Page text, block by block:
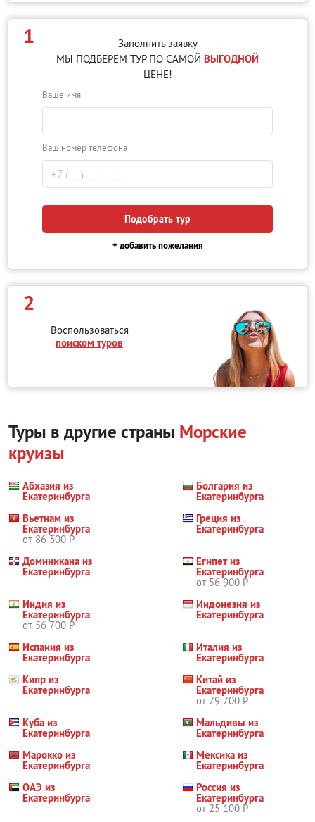
1
Заполнить заявку
МЫ ПОДБЕРЁМ ТУР ПО САМОЙ ВЫГОДНОЙ
ЦЕНЕ!
Ваше имя
Ваш номер телефона
Подобрать тур
+ добавить пожелания
2
Воспользоваться
поиском туров
Туры в другие страны Морские
круизы
Абхазия из
Екатеринбурга
Болгария из
Екатеринбурга
Вьетнам из
Екатеринбурга
от 86 300 Р
Греция из
Екатеринбурга
Доминикана из
Екатеринбурга
Египет из
Екатеринбурга
от 56 900 Р
Индия из
Екатеринбурга
от 56 700 Р
Индонезия из
Екатеринбурга
Испания из
Екатеринбурга
Италия из
Екатеринбурга
Кипр из
Екатеринбурга
Китай из
Екатеринбурга
от 79 700 Р
Куба из
Екатеринбурга
Мальдивы из
Екатеринбурга
Марокко из
Екатеринбурга
Мексика из
Екатеринбурга
ОАЭ из
Екатеринбурга
Россия из
Екатеринбурга
от 25 100 Р